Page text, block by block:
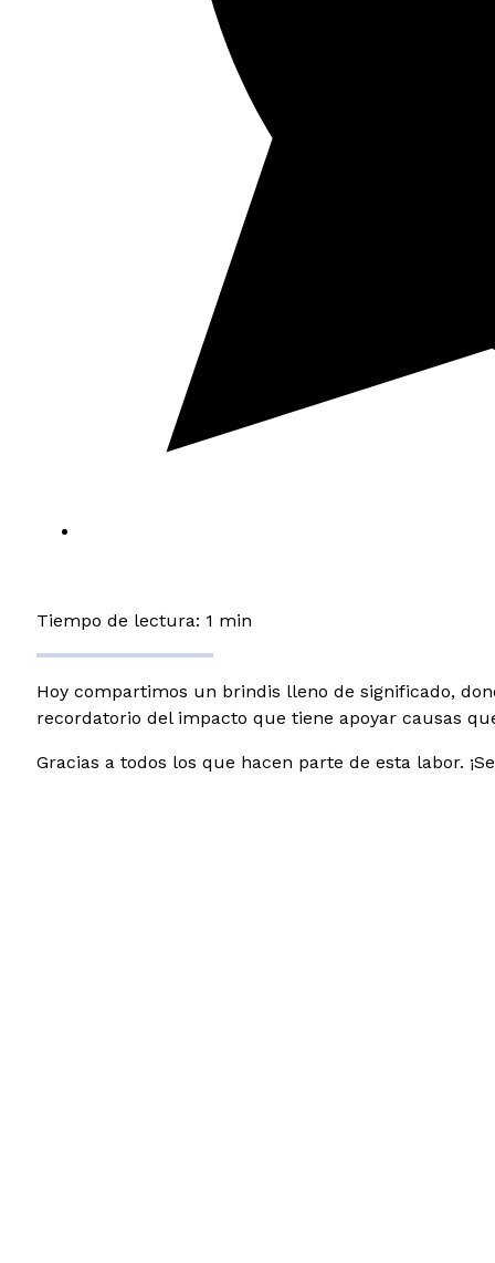
Tiempo de lectura: 1 min
Hoy compartimos un brindis lleno de significado,
recordatorio del impacto que tiene apoyar causas
Gracias a todos los que hacen parte de esta labor.